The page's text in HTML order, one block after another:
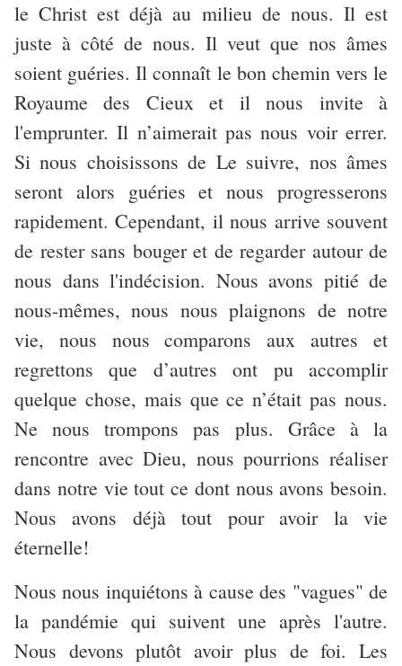
le Christ est déjà au milieu de nous. Il est
juste à côté de nous. Il veut que nos âmes
soient guéries. Il connaît le bon chemin vers le
Royaume des Cieux et il nous invite à
l'emprunter. Il n’aimerait pas nous voir errer.
Si nous choisissons de Le suivre, nos âmes
seront alors guéries et nous progresserons
rapidement. Cependant, il nous arrive souvent
de rester sans bouger et de regarder autour de
nous dans l'indécision. Nous avons pitié de
nous-mêmes, nous nous plaignons de notre
vie, nous nous comparons aux autres et
regrettons que d’autres ont pu accomplir
quelque chose, mais que ce n’était pas nous.
Ne nous trompons pas plus. Grâce à la
rencontre avec Dieu, nous pourrions réaliser
dans notre vie tout ce dont nous avons besoin.
Nous avons déjà tout pour avoir la vie
éternelle!
Nous nous inquiétons à cause des "vagues" de
la pandémie qui suivent une après l'autre.
Nous devons plutôt avoir plus de foi. Les